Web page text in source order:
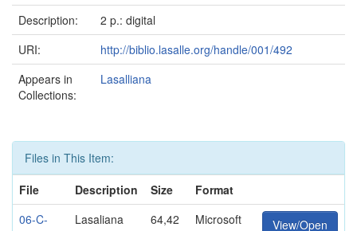
Description:
2 p.: digital
URI:
http://biblio.lasalle.org/handle/001/492
Appears in
Collections:
Lasalliana
Files in This Item:
File
Description Size
Format
06-C-
Lasaliana
64,42
Microsoft
View/Open